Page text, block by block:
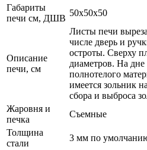
Габариты
печи см, ДШВ
50x50x50
Описание
печи, см
Листы печи
числе дверь и
остроты. Сверху
диаметров. На дне
полнотелого
имеется зольник
сбора и выброса
Жаровня и
печка
Съемные
Толщина
стали
3 мм по